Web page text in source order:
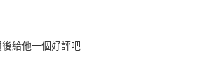
給他一個好評吧